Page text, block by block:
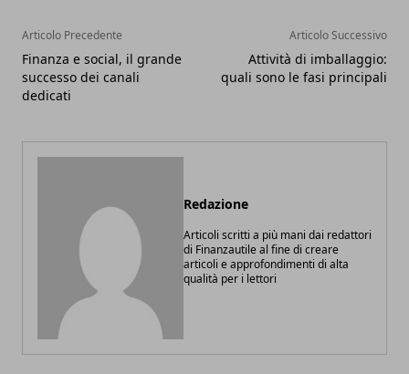
Articolo Precedente
Finanza e social, il grande
successo dei canali
dedicati
Articolo Successivo
Attività di imballaggio:
quali sono le fasi principali
Redazione
Articoli scritti a più mani dai redattori
di Finanzautile al fine di creare
articoli e approfondimenti di alta
qualità per i lettori